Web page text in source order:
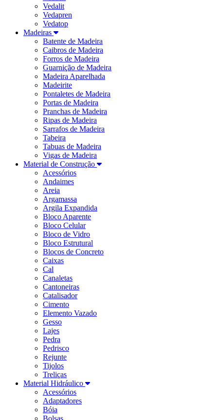
Vedalit
Vedapren
Vedatop
Madeiras
Batente de Madeira
Caibros de Madeira
Forros de Madeira
Guarnição de Madeira
Madeira Aparelhada
Madeirite
Pontaletes de Madeira
Portas de Madeira
Pranchas de Madeira
Ripas de Madeira
Sarrafos de Madeira
Tabeira
Tabuas de Madeira
Vigas de Madeira
Material de Construção
Acessórios
Andaimes
Areia
Argamassa
Argila Expandida
Bloco Aparente
Bloco Celular
Bloco de Vidro
Bloco Estrutural
Blocos de Concreto
Caixas
Cal
Canaletas
Cantoneiras
Catalisador
Cimento
Elemento Vazado
Gesso
Lajes
Pedra
Pedrisco
Rejunte
Tijolos
Treliças
Material Hidráulico
Acessórios
Adaptadores
Bóia
Bolsas